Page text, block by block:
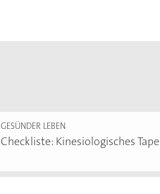
GESÜNDER LEBEN
Checkliste: Kinesiologisches Tape